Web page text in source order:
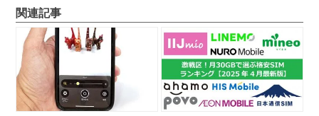
関連記事